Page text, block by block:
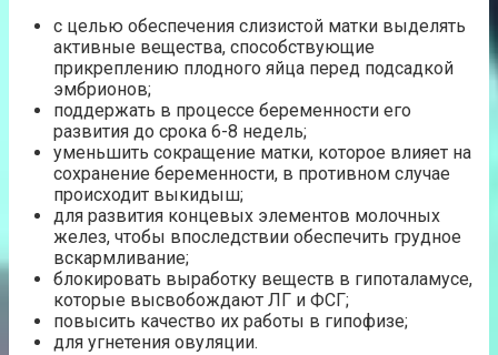
с целью обеспечения слизистой матки выделять
активные вещества, способствующие
прикреплению плодного яйца перед подсадкой
эмбрионов;
поддержать в процессе беременности его
развития до срока 6-8 недель;
уменьшить сокращение матки, которое влияет на
сохранение беременности, в противном случае
происходит выкидыш;
для развития концевых элементов молочных
желез, чтобы впоследствии обеспечить грудное
вскармливание;
блокировать выработку веществ в гипоталамусе,
которые высвобождают ЛГ и ФСГ;
повысить качество их работы в гипофизе;
для угнетения овуляции.